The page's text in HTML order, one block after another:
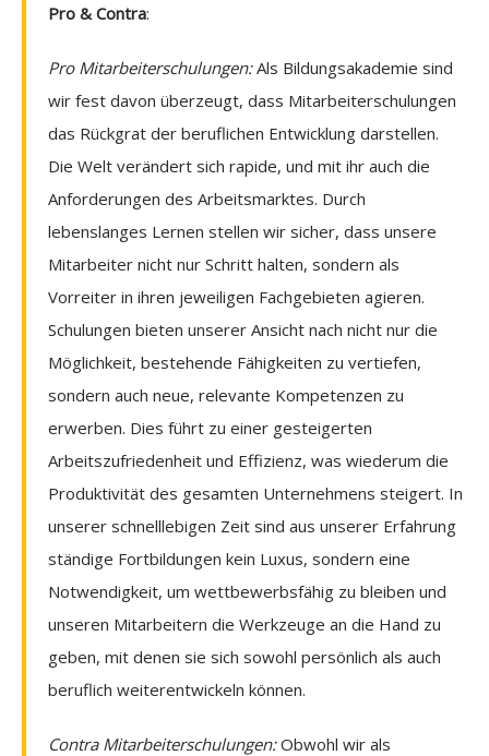
Pro & Contra:
Pro Mitarbeiterschulungen:Als Bildungsakademie sind
wir fest davon überzeugt, dass Mitarbeiterschulungen
das Rückgrat der beruflichen Entwicklung darstellen.
Die Welt verändert sich rapide, und mit ihr auch die
Anforderungen des Arbeitsmarktes. Durch
lebenslanges Lernen stellen wir sicher, dass unsere
Mitarbeiter nicht nur Schritt halten, sondern als
Vorreiter in ihren jeweiligen Fachgebieten agieren.
Schulungen bieten unserer Ansicht nach nicht nur die
Möglichkeit, bestehende Fähigkeiten zu vertiefen,
sondern auch neue, relevante Kompetenzen zu
erwerben. Dies führt zu einer gesteigerten
Arbeitszufriedenheit und Effizienz, was wiederum die
Produktivität des gesamten Unternehmens steigert. In
unserer schnelllebigen Zeit sind aus unserer Erfahrung
ständige Fortbildungen kein Luxus, sondern eine
Notwendigkeit, um wettbewerbsfähig zu bleiben und
unseren Mitarbeitern die Werkzeuge an die Hand zu
geben, mit denen sie sich sowohl persönlich als auch
beruflich weiterentwickeln können.
Contra Mitarbeiterschulungen:Obwohl wir als